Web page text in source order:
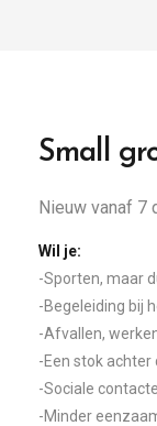
Small
Nieuw vanaf 7
Wil je:
-Sporten, maar
-Begeleiding bij
-Afvallen,
-Een stok achter
-Sociale
-Minder